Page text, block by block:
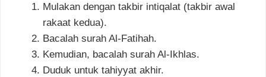
Mulakan dengan takbir intiqalat (takbir awal
rakaat kedua).
Bacalah surah Al-Fatihah.
Kemudian, bacalah surah Al-Ikhlas.
Duduk untuk tahiyyat akhir.